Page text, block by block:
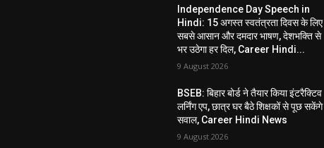
Independence Day Speech in
Hindi: 15 अगस्त स्वतंत्रता दिवस के लिए
सबसे आसान और दमदार भाषण, देशभक्ति से
भर उठेगा हर दिल, Career Hindi...
9 August 2026
BSEB: बिहार बोर्ड ने तैयार किया इंटरैक्टिव
लर्निंग एप, छात्र घर बैठे शिक्षकों से पूछ सकेंगे
सवाल, Career Hindi News
9 August 2026